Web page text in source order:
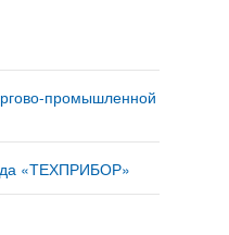
промышленной
«ТЕХПРИБОР»